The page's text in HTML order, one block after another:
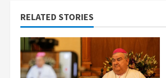
RELATED STORIES